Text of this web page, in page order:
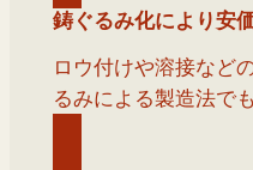
鋳ぐるみ化により安
ロウ付けや溶接など
るみによる製造法で